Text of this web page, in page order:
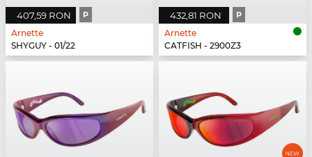
407,59 RON P
Arnette
SHYGUY - 01/22
432,81 RON P
Arnette
CATFISH - 2900Z3